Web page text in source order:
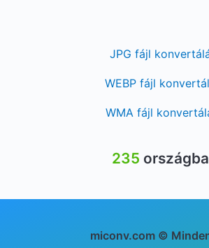
JPG fájl
WEBP fájl
WMA fájl
235
miconv.com ©